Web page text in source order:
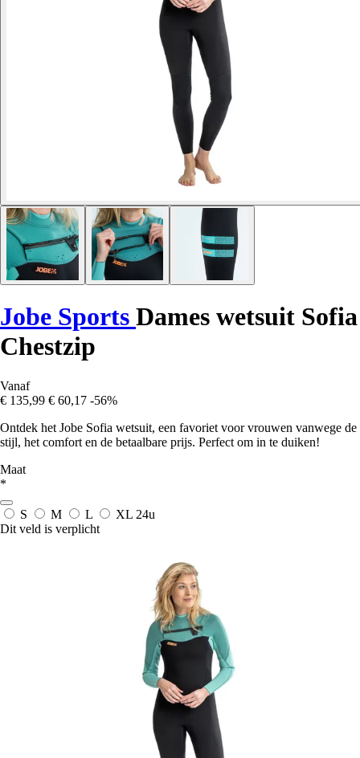
Jobe Sports Dames wetsuit Sofia
Chestzip
Vanaf
€ 135,99 € 60,17 -56%
Ontdek het Jobe Sofia wetsuit, een favoriet voor vrouwen vanwege de
stijl, het comfort en de betaalbare prijs. Perfect om in te duiken!
Maat
*
S M L XL 24u
Dit veld is verplicht